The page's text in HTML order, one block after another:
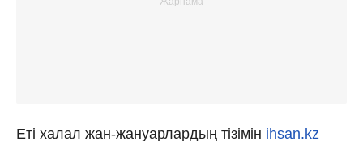
Еті халал жан-жануарлардың тізімін ihsan.kz